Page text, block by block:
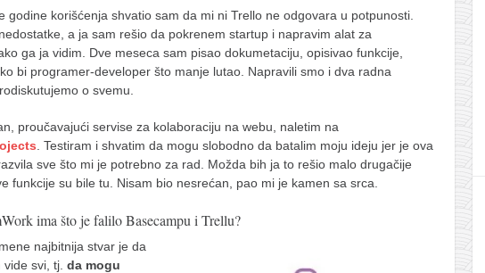
godine korišćenja shvatio sam da mi ni Trello ne odgovara u potpunosti.
a ja sam rešio da pokrenem startup i napravim alat za
ga ja vidim. Dve meseca sam pisao dokumetaciju, opisivao funkcije,
bi programer-developer što manje lutao. Napravili smo i dva radna
o svemu.
proučavajući servise za kolaboraciju na webu, naletim na
. Testiram i shvatim da mogu slobodno da batalim moju ideju jer je ova
sve što mi je potrebno za rad. Možda bih ja to rešio malo drugačije
funkcije su bile tu. Nisam bio nesrećan, pao mi je kamen sa srca.
ima što je falilo Basecampu i Trellu?
najbitnija stvar je da
svi, tj. da mogu